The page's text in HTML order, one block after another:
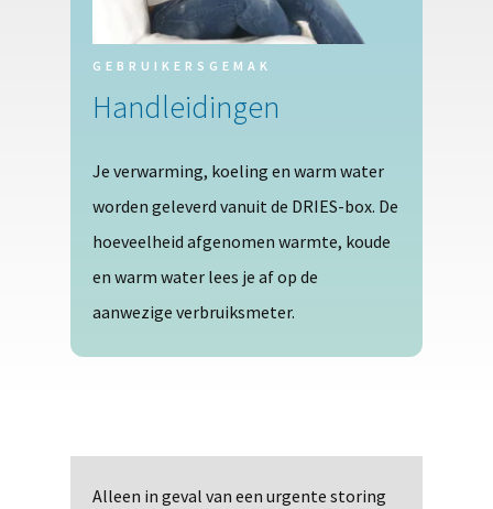
GEBRUIKERSGEMAK
Handleidingen
Je verwarming, koeling en warm water
worden geleverd vanuit de DRIES-box. De
hoeveelheid afgenomen warmte, koude
en warm water lees je af op de
aanwezige verbruiksmeter.
Alleen in geval van een urgente storing